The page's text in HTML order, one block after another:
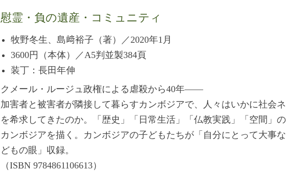
慰霊・負の遺産・コミュニティ
牧野冬生、島﨑裕子（著）／2020年1月
3600円（本体）／A5判並製384頁
装丁：長田年伸
クメール・ルージュ政権による虐殺から40年――
加害者と被害者が隣接して暮らすカンボジアで、人々はいかに社会
を希求してきたのか。「歴史」「日常生活」「仏教実践」「空間」
カンボジアを描く。カンボジアの子どもたちが「自分にとって大事
どもの眼」収録。
（ISBN 9784861106613）